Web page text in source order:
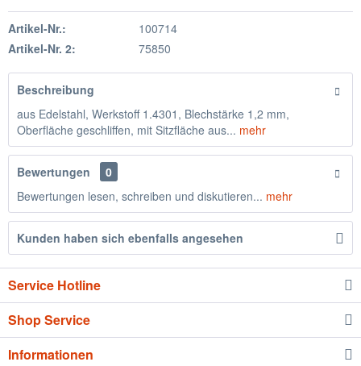
Artikel-Nr.:
100714
Artikel-Nr. 2:
75850
Beschreibung
aus Edelstahl, Werkstoff 1.4301, Blechstärke 1,2 mm,
Oberfläche geschliffen, mit Sitzfläche aus... mehr
Bewertungen
0
Bewertungen lesen, schreiben und diskutieren... mehr
Kunden haben sich ebenfalls angesehen
Service Hotline
Shop Service
Informationen